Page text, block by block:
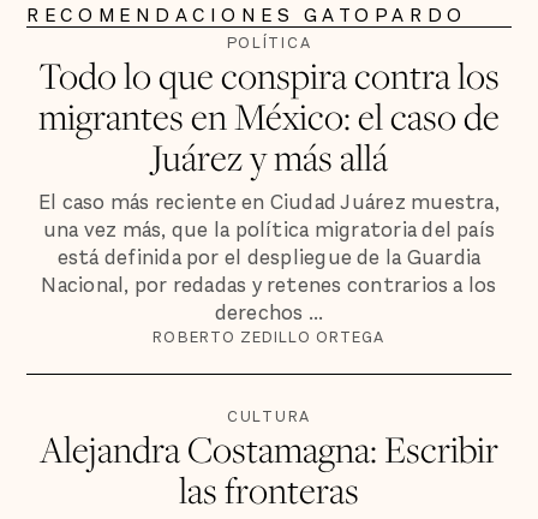
RECOMENDACIONES GATOPARDO
POLÍTICA
Todo lo que conspira contra los
migrantes en México: el caso de
Juárez y más allá
El caso más reciente en Ciudad Juárez muestra,
una vez más, que la política migratoria del país
está definida por el despliegue de la Guardia
Nacional, por redadas y retenes contrarios a los
derechos ...
ROBERTO ZEDILLO ORTEGA
CULTURA
Alejandra Costamagna: Escribir
las fronteras